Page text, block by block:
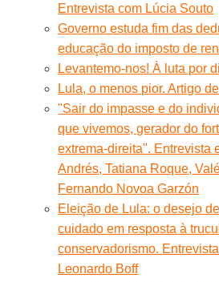
Entrevista com Lúcia Souto
Governo estuda fim das
educação do imposto de
Levantemo-nos! À luta por
Lula, o menos pior. Artigo
"Sair do impasse e do
que vivemos, gerador do
extrema-direita". Entrevista
Andrés, Tatiana Roque,
Fernando Novoa Garzón
Eleição de Lula: o desejo
cuidado em resposta à
conservadorismo.
Leonardo Boff